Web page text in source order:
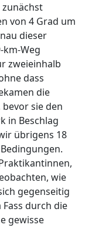
von 4 Grad um
dieser
km-Weg
zweieinhalb
dass
die
sie den
in Beschlag
übrigens 18
wie
gegenseitig
durch die
gewisse